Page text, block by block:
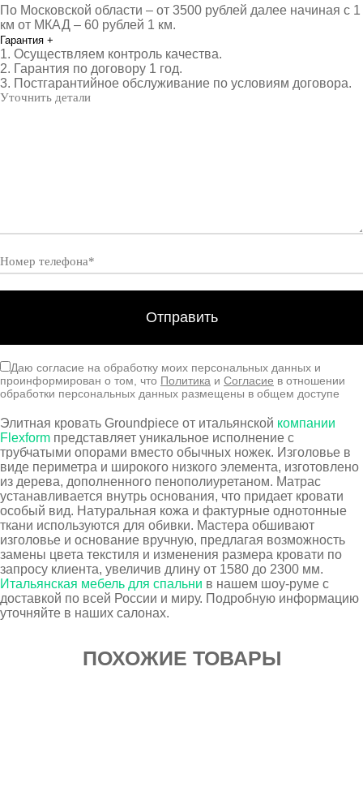
По Московской области – от 3500 рублей далее начиная с 1
км от МКАД – 60 рублей 1 км.
Гарантия +
1. Осуществляем контроль качества.
2. Гарантия по договору 1 год.
3. Постгарантийное обслуживание по условиям договора.
Даю согласие на обработку моих персональных данных и
проинформирован о том, что Политика и Согласие в отношении
обработки персональных данных размещены в общем доступе
Элитная кровать Groundpiece от итальянской компании
Flexform представляет уникальное исполнение с
трубчатыми опорами вместо обычных ножек. Изголовье в
виде периметра и широкого низкого элемента, изготовлено
из дерева, дополненного пенополиуретаном. Матрас
устанавливается внутрь основания, что придает кровати
особый вид. Натуральная кожа и фактурные однотонные
ткани используются для обивки. Мастера обшивают
изголовье и основание вручную, предлагая возможность
замены цвета текстиля и изменения размера кровати по
запросу клиента, увеличив длину от 1580 до 2300 мм.
Итальянская мебель для спальни в нашем шоу-руме с
доставкой по всей России и миру. Подробную информацию
уточняйте в наших салонах.
ПОХОЖИЕ ТОВАРЫ